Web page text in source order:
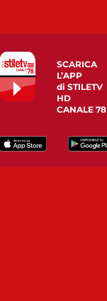
SCARICA
L’APP
di STILETV
HD
CANALE 78